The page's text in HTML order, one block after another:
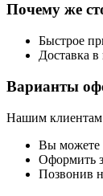
Почему же
Быстрое
Доставка
Варианты
Нашим клиентам
Вы можете
Оформить
Позвонив